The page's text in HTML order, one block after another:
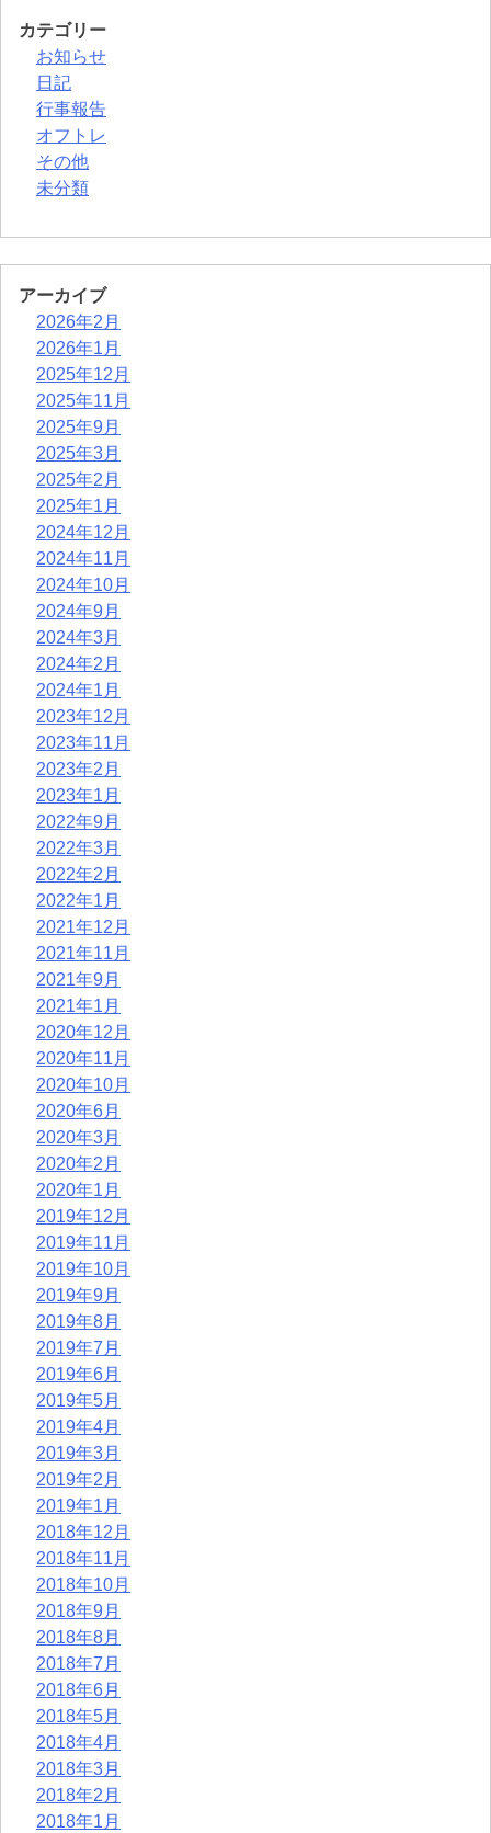
カテゴリー
お知らせ
日記
行事報告
オフトレ
その他
未分類
アーカイブ
2026年2月
2026年1月
2025年12月
2025年11月
2025年9月
2025年3月
2025年2月
2025年1月
2024年12月
2024年11月
2024年10月
2024年9月
2024年3月
2024年2月
2024年1月
2023年12月
2023年11月
2023年2月
2023年1月
2022年9月
2022年3月
2022年2月
2022年1月
2021年12月
2021年11月
2021年9月
2021年1月
2020年12月
2020年11月
2020年10月
2020年6月
2020年3月
2020年2月
2020年1月
2019年12月
2019年11月
2019年10月
2019年9月
2019年8月
2019年7月
2019年6月
2019年5月
2019年4月
2019年3月
2019年2月
2019年1月
2018年12月
2018年11月
2018年10月
2018年9月
2018年8月
2018年7月
2018年6月
2018年5月
2018年4月
2018年3月
2018年2月
2018年1月